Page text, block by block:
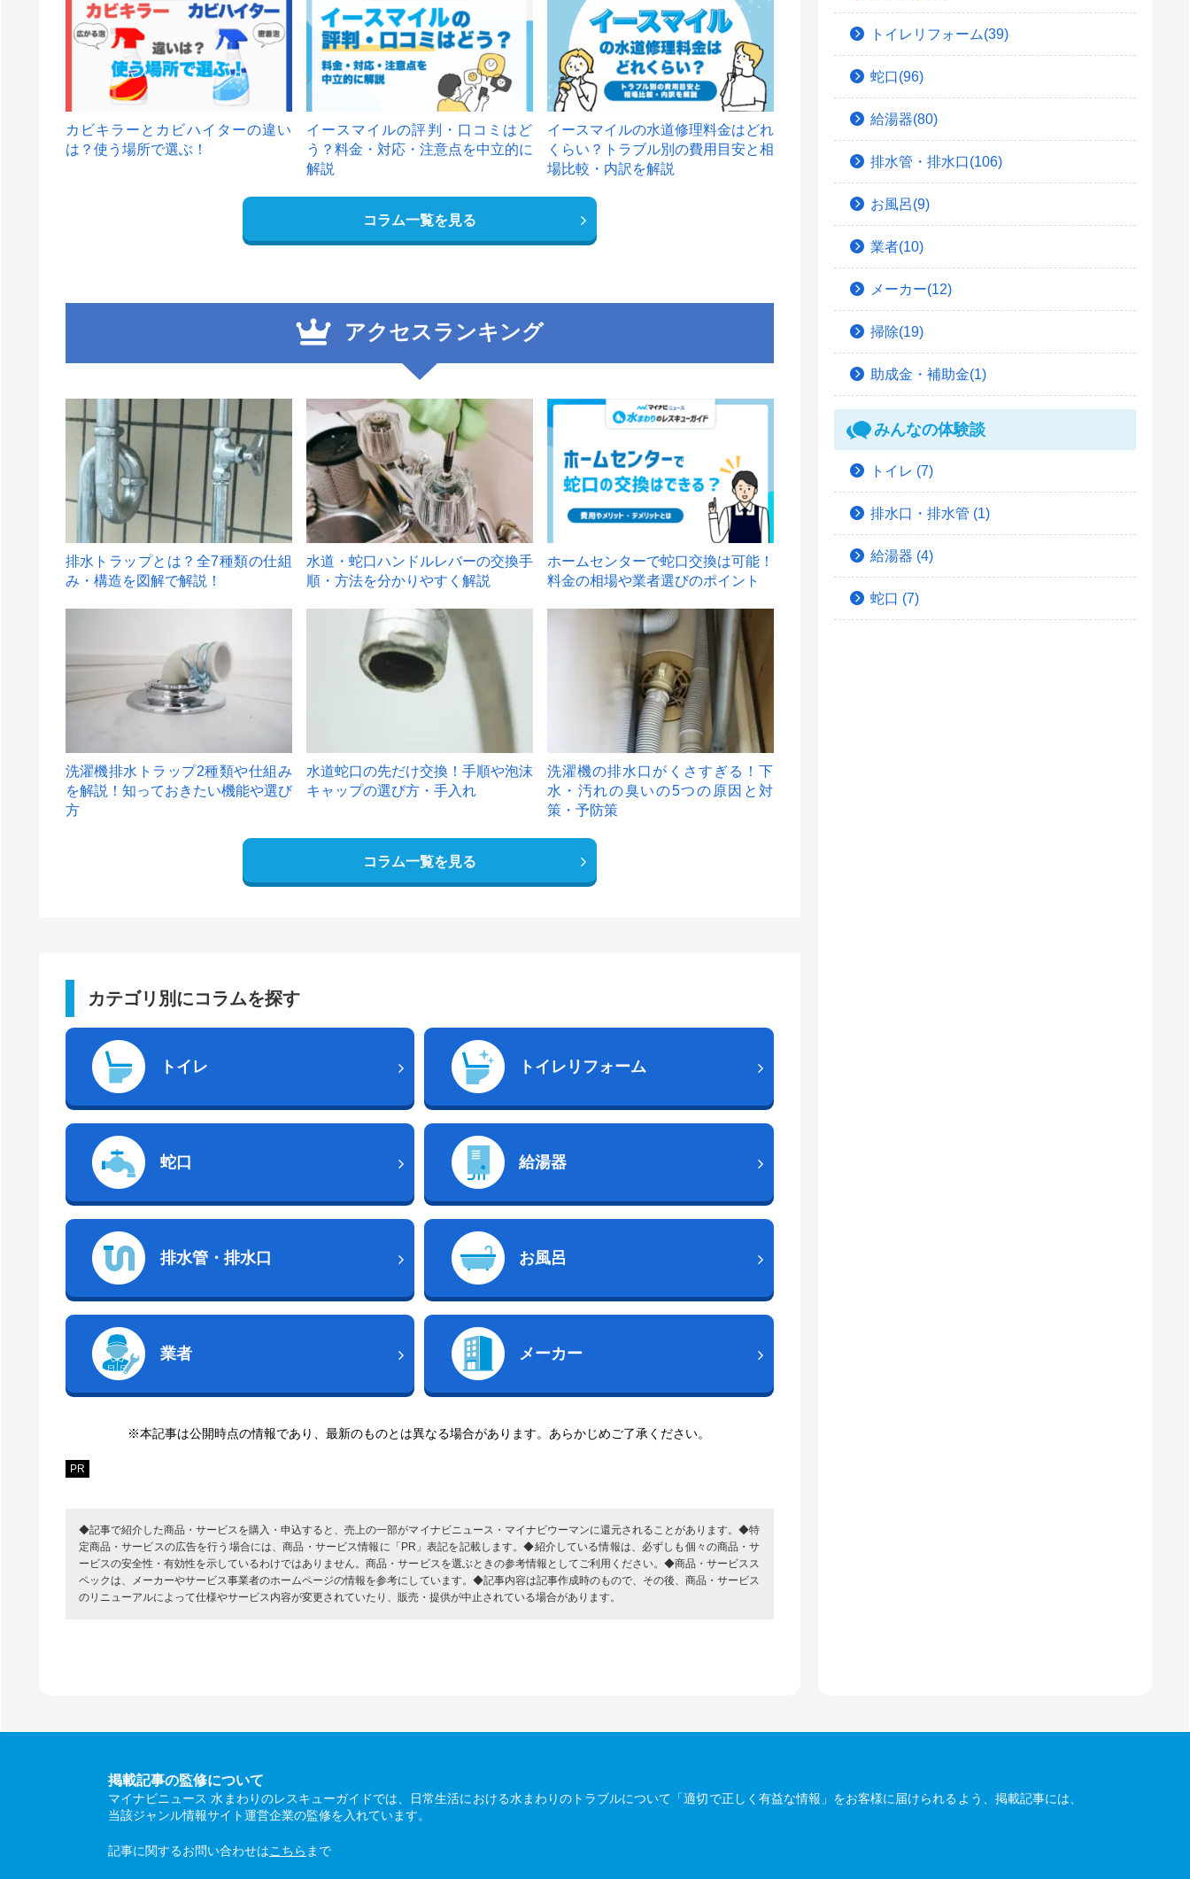
カビキラーとカビハイターの違い
は？使う場所で選ぶ！
イースマイルの評判・口コミはど
う？料金・対応・注意点を中立的に
解説
イースマイルの水道修理料金はどれ
くらい？トラブル別の費用目安と相
場比較・内訳を解説
コラム一覧を見る
アクセスランキング
1
排水トラップとは？全7種類の仕組
み・構造を図解で解説！
2
水道・蛇口ハンドルレバーの交換手
順・方法を分かりやすく解説
ホームセンターで蛇口交換は可能！
料金の相場や業者選びのポイント
洗濯機排水トラップ2種類や仕組み
を解説！知っておきたい機能や選び
方
水道蛇口の先だけ交換！手順や泡沫
キャップの選び方・手入れ
洗濯機の排水口がくさすぎる！下
水・汚れの臭いの5つの原因と対
策・予防策
コラム一覧を見る
カテゴリ別にコラムを探す
トイレ トイレリフォーム
蛇口 給湯器
排水管・排水口 お風呂
業者 メーカー
※本記事は公開時点の情報であり、最新のものとは異なる場合があります。あらかじめご了承ください。
PR
◆記事で紹介した商品・サービスを購入・申込すると、売上の一部がマイナビニュース・マイナビウーマンに還元されることがあります。◆特
定商品・サービスの広告を行う場合には、商品・サービス情報に「PR」表記を記載します。◆紹介している情報は、必ずしも個々の商品・サ
ービスの安全性・有効性を示しているわけではありません。商品・サービスを選ぶときの参考情報としてご利用ください。◆商品・サービスス
ペックは、メーカーやサービス事業者のホームページの情報を参考にしています。◆記事内容は記事作成時のもので、その後、商品・サービス
のリニューアルによって仕様やサービス内容が変更されていたり、販売・提供が中止されている場合があります。
トイレリフォーム(39)
蛇口(96)
給湯器(80)
排水管・排水口(106)
お風呂(9)
業者(10)
メーカー(12)
掃除(19)
助成金・補助金(1)
みんなの体験談
トイレ (7)
排水口・排水管 (1)
給湯器 (4)
蛇口 (7)
掲載記事の監修について
マイナビニュース 水まわりのレスキューガイドでは、日常生活における水まわりのトラブルについて「適切で正しく有益な情報」をお客様に届けられるよう、掲載記事には、
当該ジャンル情報サイト運営企業の監修を入れています。
記事に関するお問い合わせはこちら まで